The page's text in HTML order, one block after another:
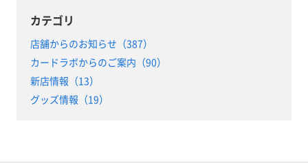
カテゴリ
店舗からのお知らせ（387）
カードラボからのご案内（90）
新店情報（13）
グッズ情報（19）